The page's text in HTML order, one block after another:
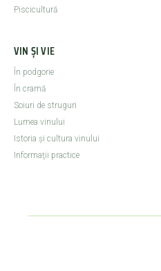
Piscicultură
VIN ȘI VIE
În podgorie
În cramă
Soiuri de struguri
Lumea vinului
Istoria şi cultura vinului
Informaţii practice